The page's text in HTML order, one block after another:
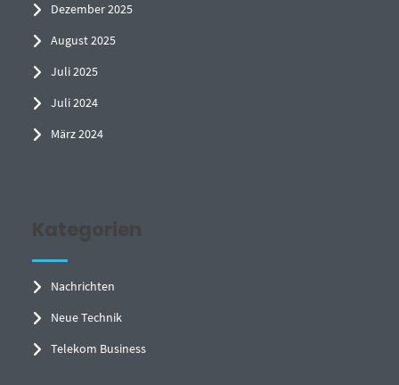
Dezember 2025
August 2025
Juli 2025
Juli 2024
März 2024
Kategorien
Nachrichten
Neue Technik
Telekom Business